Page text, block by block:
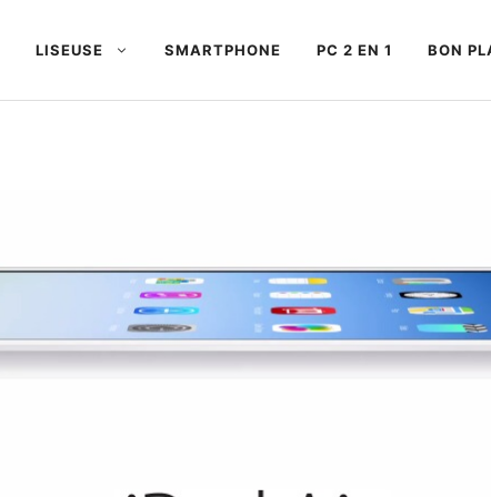
LISEUSE SMARTPHONE PC 2 EN 1 BON